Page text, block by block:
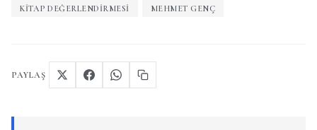
KITAP DEĞERLENDIRMESI MEHMET GENÇ
PAYLAŞ